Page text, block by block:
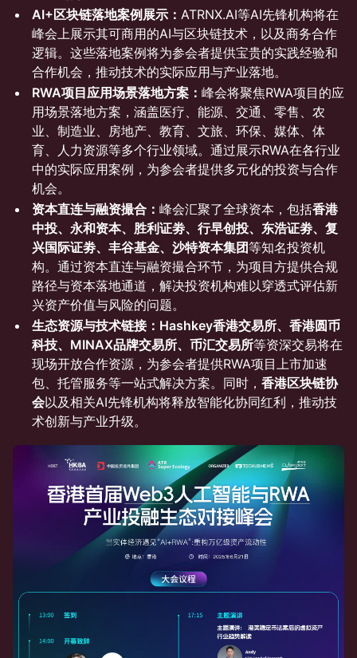
AI+区块链落地案例展示： ATRNX.AI等AI先锋机构将在
峰会上展示其可商用的AI与区块链技术，以及商务合作
逻辑。这些落地案例将为参会者提供宝贵的实践经验和
合作机会，推动技术的实际应用与产业落地。
RWA项目应用场景落地方案： 峰会将聚焦RWA项目的应
用场景落地方案，涵盖医疗、能源、交通、零售、农
业、制造业、房地产、教育、文旅、环保、媒体、体
育、人力资源等多个行业领域。通过展示RWA在各行业
中的实际应用案例，为参会者提供多元化的投资与合作
机会。
资本直连与融资撮合： 峰会汇聚了全球资本，包括香港
中投、永和资本、胜利证劵、行早创投、东浩证劵、复
兴国际证劵、丰谷基金、沙特资本集团等知名投资机
构。通过资本直连与融资撮合环节，为项目方提供合规
路径与资本落地通道，解决投资机构难以穿透式评估新
兴资产价值与风险的问题。
生态资源与技术链接：Hashkey香港交易所、香港圆币
科技、MINAX品牌交易所、币汇交易所等资深交易将在
现场开放合作资源，为参会者提供RWA项目上市加速
包、托管服务等一站式解决方案。同时， 香港区块链协
会以及相关AI先锋机构将释放智能化协同红利，推动技
术创新与产业升级。